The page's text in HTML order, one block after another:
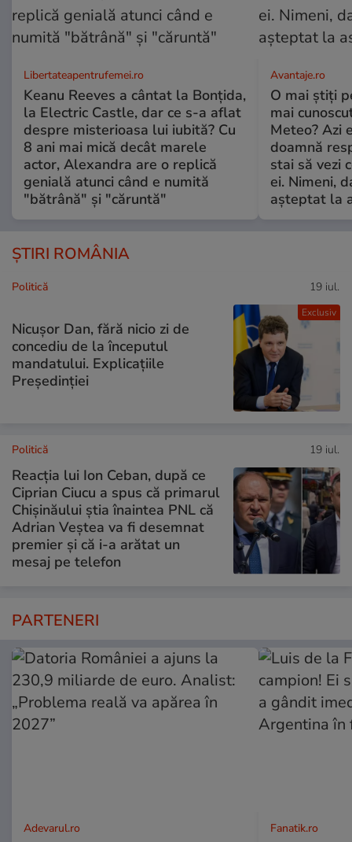
Libertateapentrufemei.ro
Keanu Reeves a cântat la Bonțida,
la Electric Castle, dar ce s-a aflat
despre misterioasa lui iubită? Cu
8 ani mai mică decât marele
actor, Alexandra are o replică
genială atunci când e numită
"bătrână" și "căruntă"
Avantaje.ro
O mai știți
mai
Meteo? Azi
doamnă
stai să vezi
ei. Nimeni,
așteptat la
ȘTIRI ROMÂNIA
Exclusiv
Politică 19 iul.
Nicușor Dan, fără nicio zi de
concediu de la începutul
mandatului. Explicațiile
Președinției
Politică 19 iul.
Reacția lui Ion Ceban, după ce
Ciprian Ciucu a spus că primarul
Chișinăului știa înaintea PNL că
Adrian Veștea va fi desemnat
premier și că i-a arătat un
mesaj pe telefon
PARTENERI
Adevarul.ro Fanatik.ro